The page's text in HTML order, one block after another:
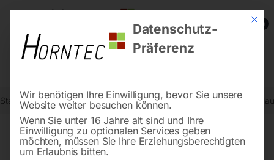
0
Start Schweisstechnologie Absauganlagen Absaugarm in
Mit
Datenschutz-
Präferenz
Wir benötigen Ihre Einwilligung, bevor Sie unsere
Website weiter besuchen können.
Wenn Sie unter 16 Jahre alt sind und Ihre
Einwilligung zu optionalen Services geben
möchten, müssen Sie Ihre Erziehungsberechtigten
um Erlaubnis bitten.